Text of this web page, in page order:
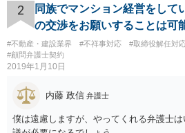
夫でしょう。 2.定款には、任期も総会で
して、取締役を任期満了で辞めてもらっ
の退職は正当事由が必要です。 解任は自
無ければ、損害賠償の対象になります。
ら、損害が無いようには思いますが、その
2
同族でマンション経営をして
の交渉をお願いすることは可
#不動産・建設業界 #不祥事対応 #取締役解任対
#顧問弁護士契約
2019年1月10日
内藤 政信 弁護士
僕は遠慮しますが、やってくれる弁護士